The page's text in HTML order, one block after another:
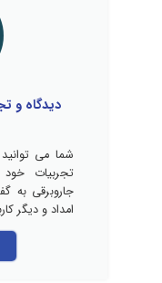
دیدگاه و
شما می
تجربیات
جاروبرقی به
امداد و دیگر